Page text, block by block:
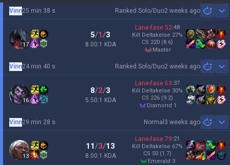
Ranked Solo/Duo2 weeks ago
Vinn25 min 38 s
17
5/1/3
8.00:1 KDA
Lane-fase 52:48
Kill Deltakelse 27%
CS 220 (8.6)
master
Ranked Solo/Duo2 weeks ago
Vinn24 min 40 s
16
8/2/3
5.50:1 KDA
Lane-fase 63:37
Kill Deltakelse 30%
CS 226 (9.2)
diamond 1
Normal 3 weeks ago
Vinn29 min 28 s
13
11/3/13
8.00:1 KDA
Lane-fase 79:21
Kill Deltakelse 67%
CS 50 (1.7)
emerald 3